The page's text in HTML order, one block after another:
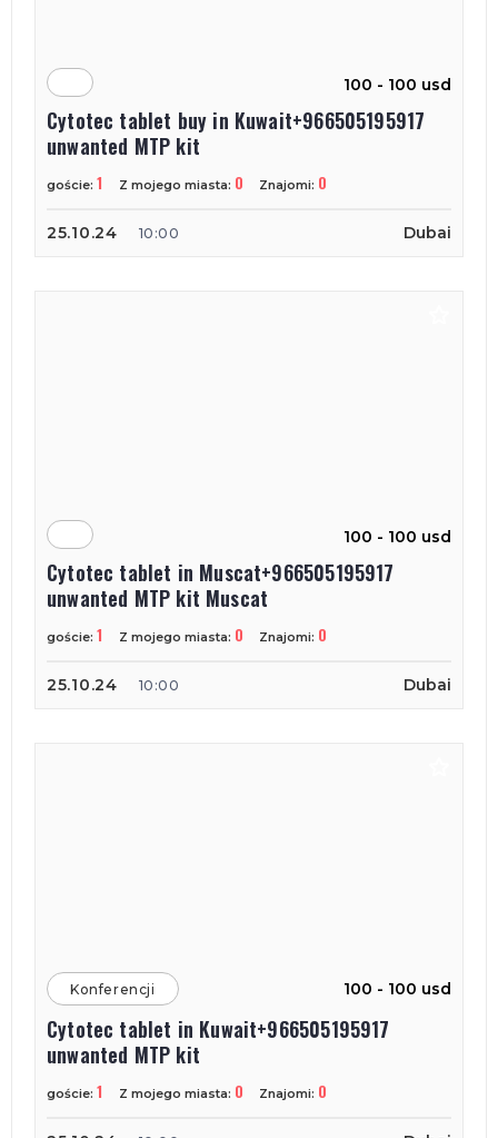
100 - 100 usd
Cytotec tablet buy in Kuwait+966505195917
unwanted MTP kit
goście: 1 Z mojego miasta: 0 Znajomi: 0
25.10.24 10:00 Dubai
100 - 100 usd
Cytotec tablet in Muscat+966505195917
unwanted MTP kit Muscat
goście: 1 Z mojego miasta: 0 Znajomi: 0
25.10.24 10:00 Dubai
Konferencji 100 - 100 usd
Cytotec tablet in Kuwait+966505195917
unwanted MTP kit
goście: 1 Z mojego miasta: 0 Znajomi: 0